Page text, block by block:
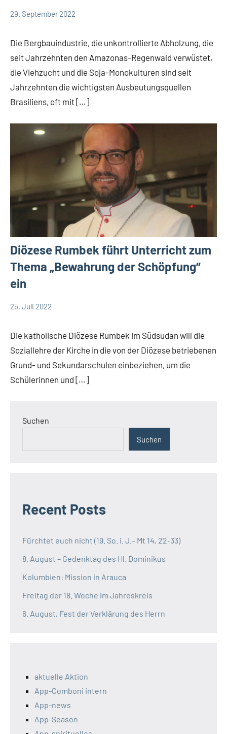
Startseite
29. September 2022
Andrea
Die Bergbauindustrie, die unkontrollierte Abholzung, die
seit Jahrzehnten den Amazonas-Regenwald verwüstet,
die Viehzucht und die Soja-Monokulturen sind seit
Jahrzehnten die wichtigsten Ausbeutungsquellen
Brasiliens, oft mit […]
Diözese Rumbek führt Unterricht zum
Thema „Bewahrung der Schöpfung“
ein
25. Juli 2022
Die katholische Diözese Rumbek im Südsudan will die
Soziallehre der Kirche in die von der Diözese betriebenen
Grund- und Sekundarschulen einbeziehen, um die
Schülerinnen und […]
Suchen
Suchen
Recent Posts
Fürchtet euch nicht (19. So. i. J.– Mt 14, 22-33)
8. August – Gedenktag des Hl. Dominikus
Kolumbien: Mission in Arauca
Freitag der 18. Woche im Jahreskreis
6. August, Fest der Verklärung des Herrn
aktuelle Aktion
App-Comboni intern
App-news
App-Season